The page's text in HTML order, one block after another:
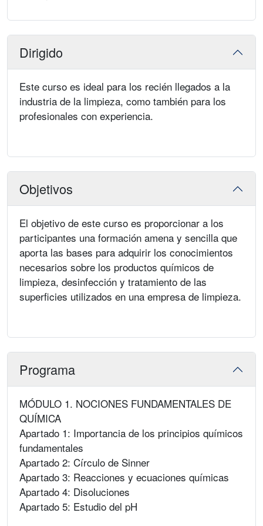
Dirigido
Este curso es ideal para los recién llegados a la
industria de la limpieza, como también para los
profesionales con experiencia.
Objetivos
El objetivo de este curso es proporcionar a los
participantes una formación amena y sencilla que
aporta las bases para adquirir los conocimientos
necesarios sobre los productos químicos de
limpieza, desinfección y tratamiento de las
superficies utilizados en una empresa de limpieza.
Programa
MÓDULO 1. NOCIONES FUNDAMENTALES DE
QUÍMICA
Apartado 1: Importancia de los principios químicos
fundamentales
Apartado 2: Círculo de Sinner
Apartado 3: Reacciones y ecuaciones químicas
Apartado 4: Disoluciones
Apartado 5: Estudio del pH